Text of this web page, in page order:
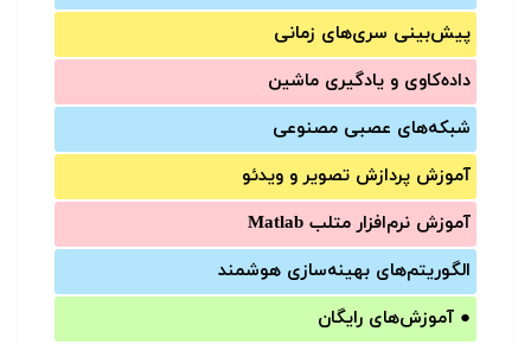
پیش‌‌بینی سری‌‌های زمانی
داده‌کاوی و یادگیری ماشین
شبکه‌های عصبی مصنوعی
آموزش‌ پردازش تصویر و ویدئو
آموزش‌ نرم‌افزار متلب Matlab
الگوریتم‌های بهینه‌سازی هوشمند
● آموزش‌های رایگان